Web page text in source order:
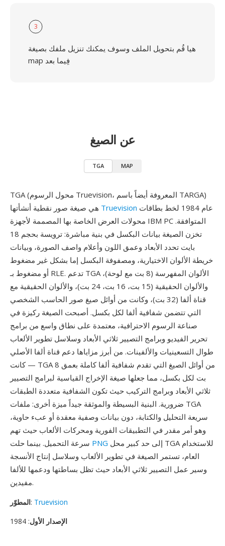
3
هيا قُم بتحويل الملف وسوف يمكنك تنزيل ملفك بصيغة
map فِيما بعد
عن الصيغ
TGA MAP
TGA (محول الرسوم Truevision، المعروفة أيضاً باسم TARGA)
Truevision
محولات العرض الخاصة بها المصممة لأجهزة IBM PC المتوافقة.
تخزن الصيغة بيانات البكسل في بنية مباشرة: ترويسة بحجم 18
بايت تحدد الأبعاد وعمق اللون وأعلام واصف الصورة، وبيانات
خريطة الألوان الاختيارية، ومصفوفة البكسل إما بشكل غير مضغوط
أو مضغوط بـ RLE. تدعم TGA الألوان المفهرسة (8 بت مع لوحة)،
والألوان الحقيقية (15 بت، 16 بت، 24 بت)، والألوان الحقيقية مع
قناة ألفا (32 بت)، وكانت من أوائل صيغ صور الحاسب الشخصي
التي تتضمن شفافية ألفا لكل بكسل. أصبحت الصيغة ركيزة في
صناعة الرسوم الاحترافية، معتمدة على نطاق واسع من برامج
تحرير الفيديو وبرامج التصيير ثلاثي الأبعاد وسلاسل تطوير الألعاب
طوال التسعينيات والألفينات. من أبرز مزاياها دعم قناة ألفا الأصلي
— كانت TGA من أوائل الصيغ التي تقدم شفافية ألفا كاملة بعمق 8
بت لكل بكسل، مما جعلها صيغة الإخراج القياسية لبرامج التصيير
ثلاثي الأبعاد وبرامج التركيب حيث تكون الشفافية متعددة الطبقات
ضرورية. البنية البسيطة والموثقة جيداً ميزة أخرى: ملفات TGA
سريعة التحليل والكتابة، دون بيانات وصفية معقدة أو عبء حاوية،
وهو أمر مقدر في التطبيقات الفورية ومحركات الألعاب حيث تهم
PNG
العام، تستمر الصيغة في تطوير الألعاب وسلاسل إنتاج الأنسجة
وسير عمل التصيير ثلاثي الأبعاد حيث تظل بساطتها ودعمها للألفا
مفيدين.
المطوّر: Truevision
الإصدار الأول: 1984